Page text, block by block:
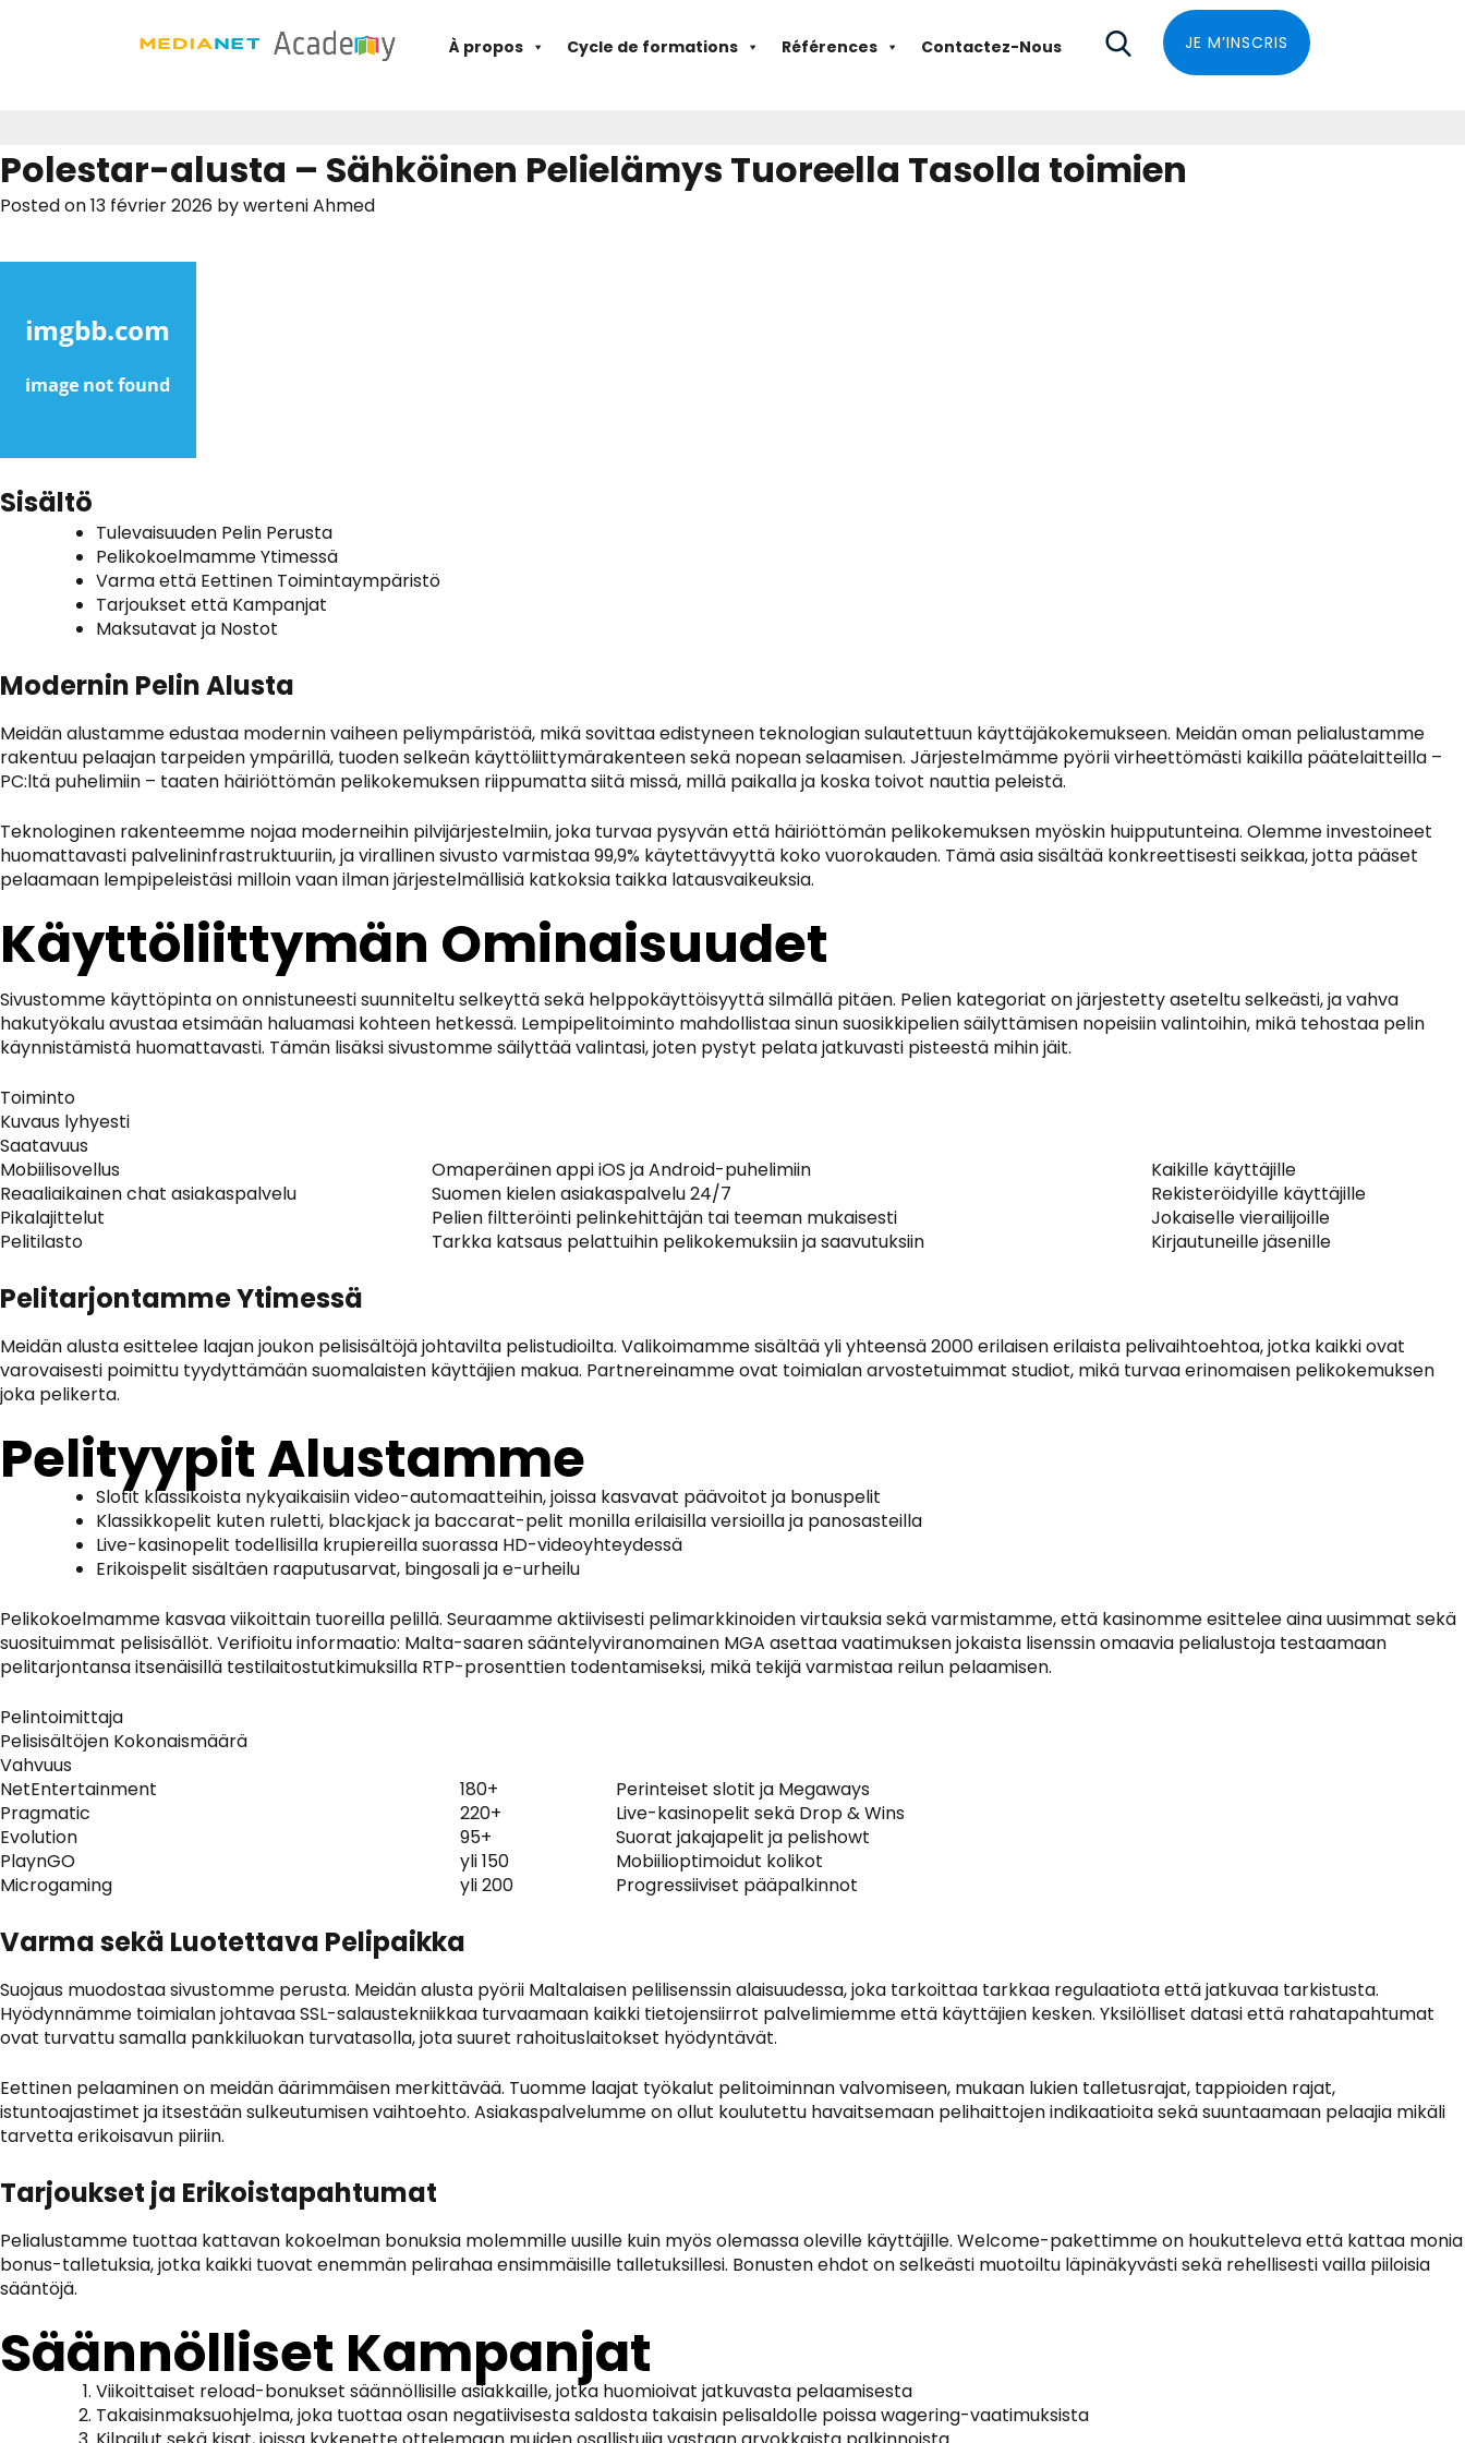
À propos Cycle de formations Références Contactez-Nous JE M’INSCRIS
Polestar-alusta – Sähköinen Pelielämys Tuoreella Tasolla toimien
Posted on13 février 2026 bywerteni Ahmed
Sisältö
Tulevaisuuden Pelin Perusta
Pelikokoelmamme Ytimessä
Varma että Eettinen Toimintaympäristö
Tarjoukset että Kampanjat
Maksutavat ja Nostot
Modernin Pelin Alusta
Meidän alustamme edustaa modernin vaiheen peliympäristöä, mikä sovittaa edistyneen teknologian sulautettuun käyttäjäkokemukseen. Meidän oman pelialustamme
rakentuu pelaajan tarpeiden ympärillä, tuoden selkeän käyttöliittymärakenteen sekä nopean selaamisen. Järjestelmämme pyörii virheettömästi kaikilla päätelaitteilla –
PC:ltä puhelimiin – taaten häiriöttömän pelikokemuksen riippumatta siitä missä, millä paikalla ja koska toivot nauttia peleistä.
Teknologinen rakenteemme nojaa moderneihin pilvijärjestelmiin, joka turvaa pysyvän että häiriöttömän pelikokemuksen myöskin huipputunteina. Olemme investoineet
huomattavasti palvelininfrastruktuuriin, javirallinen sivustovarmistaa 99,9% käytettävyyttä koko vuorokauden. Tämä asia sisältää konkreettisesti seikkaa, jotta pääset
pelaamaan lempipeleistäsi milloin vaan ilman järjestelmällisiä katkoksia taikka latausvaikeuksia.
Käyttöliittymän Ominaisuudet
Sivustomme käyttöpinta on onnistuneesti suunniteltu selkeyttä sekä helppokäyttöisyyttä silmällä pitäen. Pelien kategoriat on järjestetty aseteltu selkeästi, ja vahva
hakutyökalu avustaa etsimään haluamasi kohteen hetkessä. Lempipelitoiminto mahdollistaa sinun suosikkipelien säilyttämisen nopeisiin valintoihin, mikä tehostaa pelin
käynnistämistä huomattavasti. Tämän lisäksi sivustomme säilyttää valintasi, joten pystyt pelata jatkuvasti pisteestä mihin jäit.
Toiminto
Kuvaus lyhyesti
Saatavuus
Mobiilisovellus
Omaperäinen appi iOS ja Android-puhelimiin
Kaikille käyttäjille
Reaaliaikainen chat asiakaspalvelu
Suomen kielen asiakaspalvelu 24/7
Rekisteröidyille käyttäjille
Pikalajittelut
Pelien filtteröinti pelinkehittäjän tai teeman mukaisesti
Jokaiselle vierailijoille
Pelitilasto
Tarkka katsaus pelattuihin pelikokemuksiin ja saavutuksiin Kirjautuneille jäsenille
Pelitarjontamme Ytimessä
Meidän alusta esittelee laajan joukon pelisisältöjä johtavilta pelistudioilta. Valikoimamme sisältää yli yhteensä 2000 erilaisen erilaista pelivaihtoehtoa, jotka kaikki ovat
varovaisesti poimittu tyydyttämään suomalaisten käyttäjien makua. Partnereinamme ovat toimialan arvostetuimmat studiot, mikä turvaa erinomaisen pelikokemuksen
joka pelikerta.
Pelityypit Alustamme
Slotit klassikoista nykyaikaisiin video-automaatteihin, joissa kasvavat päävoitot ja bonuspelit
Klassikkopelit kuten ruletti, blackjack ja baccarat-pelit monilla erilaisilla versioilla ja panosasteilla
Live-kasinopelit todellisilla krupiereilla suorassa HD-videoyhteydessä
Erikoispelit sisältäen raaputusarvat, bingosali ja e-urheilu
Pelikokoelmamme kasvaa viikoittain tuoreilla pelillä. Seuraamme aktiivisesti pelimarkkinoiden virtauksia sekä varmistamme, että kasinomme esittelee aina uusimmat sekä
suosituimmat pelisisällöt. Verifioitu informaatio: Malta-saaren sääntelyviranomainen MGA asettaa vaatimuksen jokaista lisenssin omaavia pelialustoja testaamaan
pelitarjontansa itsenäisillä testilaitostutkimuksilla RTP-prosenttien todentamiseksi, mikä tekijä varmistaa reilun pelaamisen.
Pelintoimittaja
Pelisisältöjen Kokonaismäärä
Vahvuus
NetEntertainment
180+
Perinteiset slotit ja Megaways
Pragmatic
220+
Live-kasinopelit sekä Drop & Wins
Evolution
95+
Suorat jakajapelit ja pelishowt
PlaynGO
yli 150
Mobiilioptimoidut kolikot
Microgaming
yli 200 Progressiiviset pääpalkinnot
Varma sekä Luotettava Pelipaikka
Suojaus muodostaa sivustomme perusta. Meidän alusta pyörii Maltalaisen pelilisenssin alaisuudessa, joka tarkoittaa tarkkaa regulaatiota että jatkuvaa tarkistusta.
Hyödynnämme toimialan johtavaa SSL-salaustekniikkaa turvaamaan kaikki tietojensiirrot palvelimiemme että käyttäjien kesken. Yksilölliset datasi että rahatapahtumat
ovat turvattu samalla pankkiluokan turvatasolla, jota suuret rahoituslaitokset hyödyntävät.
Eettinen pelaaminen on meidän äärimmäisen merkittävää. Tuomme laajat työkalut pelitoiminnan valvomiseen, mukaan lukien talletusrajat, tappioiden rajat,
istuntoajastimet ja itsestään sulkeutumisen vaihtoehto. Asiakaspalvelumme on ollut koulutettu havaitsemaan pelihaittojen indikaatioita sekä suuntaamaan pelaajia mikäli
tarvetta erikoisavun piiriin.
Tarjoukset ja Erikoistapahtumat
Pelialustamme tuottaa kattavan kokoelman bonuksia molemmille uusille kuin myös olemassa oleville käyttäjille. Welcome-pakettimme on houkutteleva että kattaa monia
bonus-talletuksia, jotka kaikki tuovat enemmän pelirahaa ensimmäisille talletuksillesi. Bonusten ehdot on selkeästi muotoiltu läpinäkyvästi sekä rehellisesti vailla piiloisia
sääntöjä.
Säännölliset Kampanjat
Viikoittaiset reload-bonukset säännöllisille asiakkaille, jotka huomioivat jatkuvasta pelaamisesta
Takaisinmaksuohjelma, joka tuottaa osan negatiivisesta saldosta takaisin pelisaldolle poissa wagering-vaatimuksista